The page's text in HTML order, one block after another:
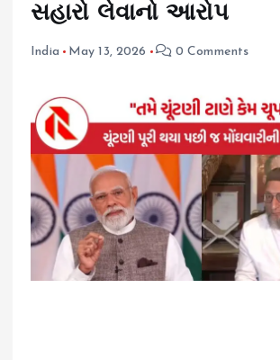
સહારો લેવાનો આરોપ
India May 13, 2026 0 Comments